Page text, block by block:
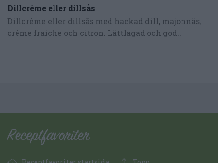
Dillcrème eller dillsås
Dillcrème eller dillsås med hackad dill, majonnäs,
crème fraiche och citron. Lättlagad och god...